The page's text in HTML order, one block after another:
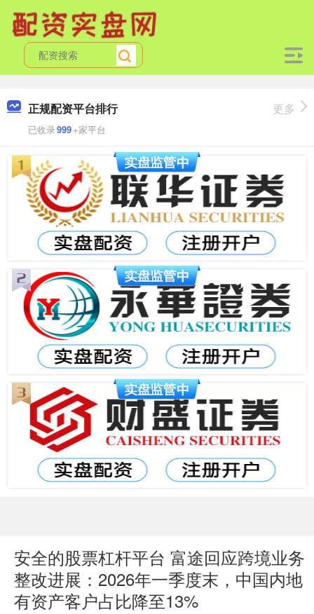
正规配资平台排行
已收录999+家平台
更多
安全的股票杠杆平台 富途回应跨境业务
整改进展：2026年一季度末，中国内地
有资产客户占比降至13%